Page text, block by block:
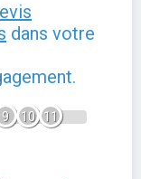
dans votre
9 10 11